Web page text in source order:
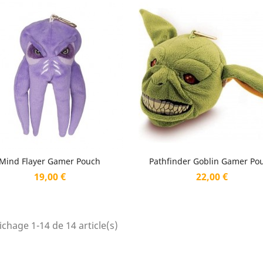
Flayer Gamer Pouch
Prix
19,00 €
Aperçu rapide Pathfinder Goblin Gamer
Prix
22,00 €
Aperçu rapide
1-14 de 14 article(s)